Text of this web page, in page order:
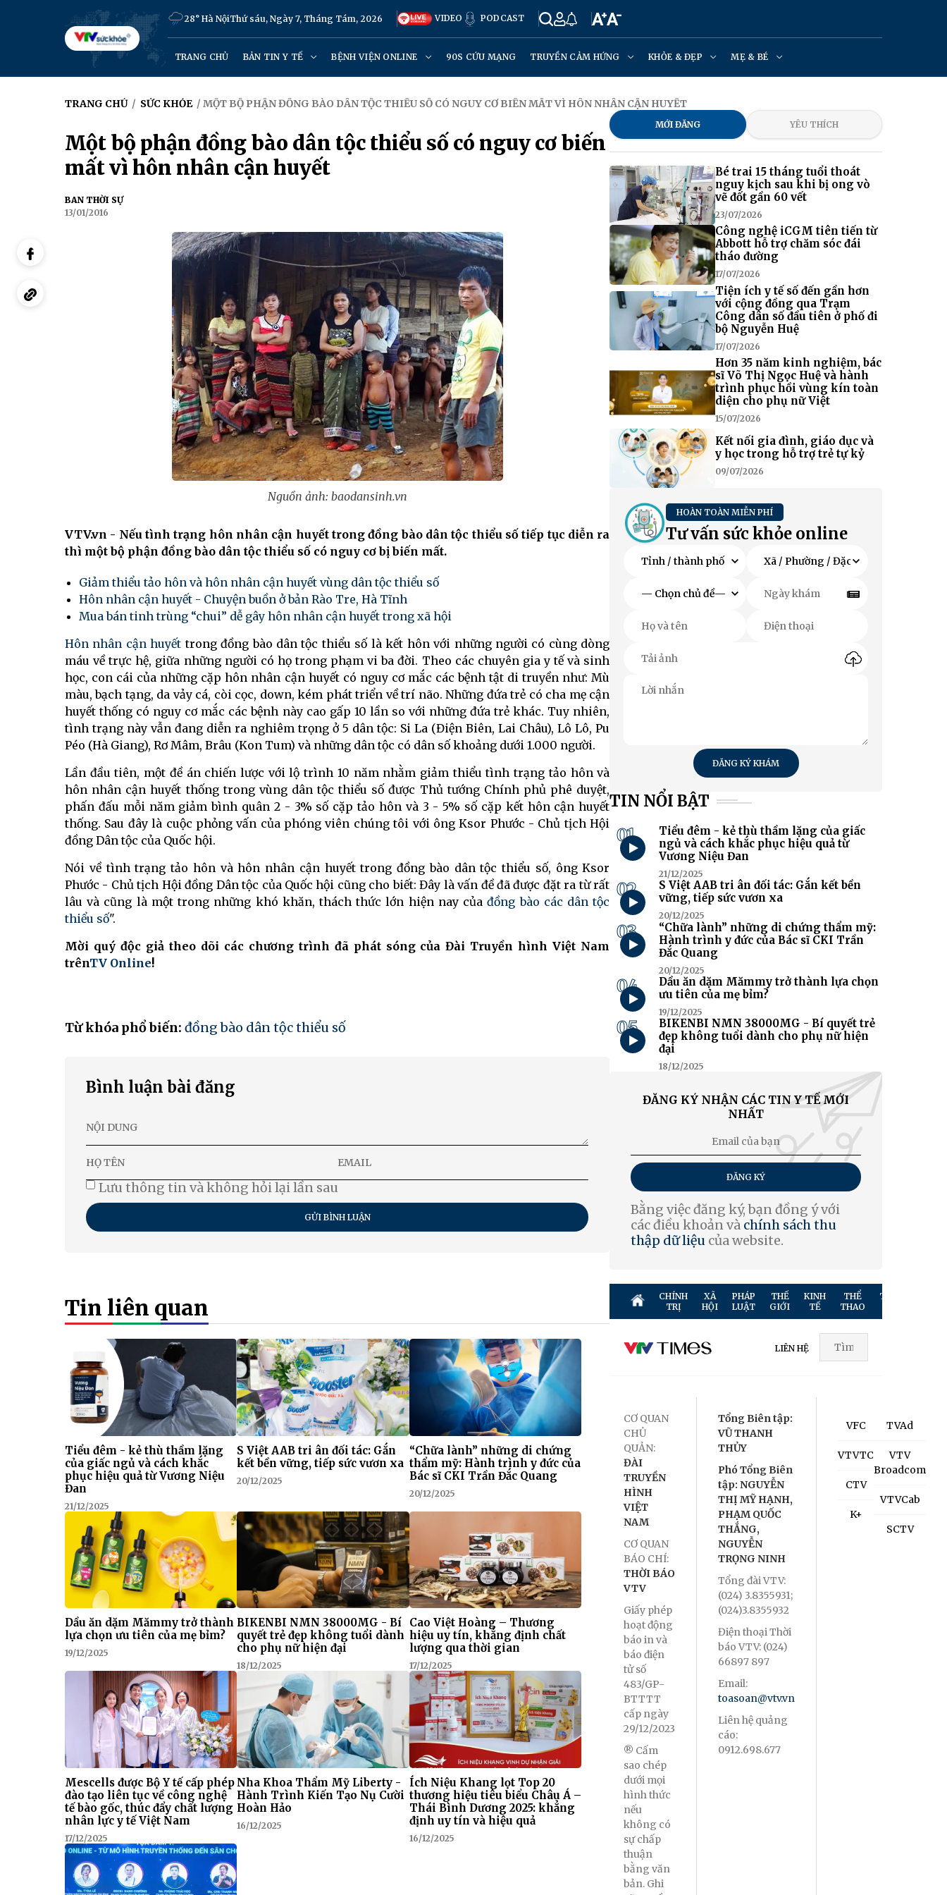
28° Hà NộiThứ sáu, Ngày 7, Tháng Tám, 2026 VIDEO PODCAST
TRANG CHỦ BẢN TIN Y TẾ BỆNH VIỆN ONLINE 90S CỨU MẠNG TRUYỀN CẢM HỨNG KHỎE & ĐẸP MẸ & BÉ
TRANG CHỦ / SỨC KHỎE / MỘT BỘ PHẬN ĐỒNG BÀO DÂN TỘC THIỂU SỐ CÓ NGUY CƠ BIẾN MẤT VÌ HÔN NHÂN CẬN HUYẾT
Một bộ phận đồng bào dân tộc thiểu số có nguy cơ biến
mất vì hôn nhân cận huyết
BAN THỜI SỰ
13/01/2016
Nguồn ảnh: baodansinh.vn
VTV.vn - Nếu tình trạng hôn nhân cận huyết trong đồng bào dân tộc thiểu số tiếp tục diễn ra
thì một bộ phận đồng bào dân tộc thiểu số có nguy cơ bị biến mất.
Giảm thiểu tảo hôn và hôn nhân cận huyết vùng dân tộc thiểu số
Hôn nhân cận huyết - Chuyện buồn ở bản Rào Tre, Hà Tĩnh
Mua bán tinh trùng “chui” dễ gây hôn nhân cận huyết trong xã hội
Hôn nhân cận huyết trong đồng bào dân tộc thiểu số là kết hôn với những người có cùng dòng
máu về trực hệ, giữa những người có họ trong phạm vi ba đời. Theo các chuyên gia y tế và sinh
học, con cái của những cặp hôn nhân cận huyết có nguy cơ mắc các bệnh tật di truyền như: Mù
màu, bạch tạng, da vảy cá, còi cọc, down, kém phát triển về trí não. Những đứa trẻ có cha mẹ cận
huyết thống có nguy cơ mắc các bệnh này cao gấp 10 lần so với những đứa trẻ khác. Tuy nhiên,
tình trạng này vẫn đang diễn ra nghiêm trọng ở 5 dân tộc: Si La (Điện Biên, Lai Châu), Lô Lô, Pu
Péo (Hà Giang), Rơ Mâm, Brâu (Kon Tum) và những dân tộc có dân số khoảng dưới 1.000 người.
Lần đầu tiên, một đề án chiến lược với lộ trình 10 năm nhằm giảm thiểu tình trạng tảo hôn và
hôn nhân cận huyết thống trong vùng dân tộc thiểu số được Thủ tướng Chính phủ phê duyệt,
phấn đấu mỗi năm giảm bình quân 2 - 3% số cặp tảo hôn và 3 - 5% số cặp kết hôn cận huyết
thống. Sau đây là cuộc phỏng vấn của phóng viên chúng tôi với ông Ksor Phước - Chủ tịch Hội
đồng Dân tộc của Quốc hội.
Nói về tình trạng tảo hôn và hôn nhân cận huyết trong đồng bào dân tộc thiểu số, ông Ksor
Phước - Chủ tịch Hội đồng Dân tộc của Quốc hội cũng cho biết: Đây là vấn đề đã được đặt ra từ rất
lâu và cũng là một trong những khó khăn, thách thức lớn hiện nay củađồng bào các dân tộc
thiểu số".
Mời quý độc giả theo dõi các chương trình đã phát sóng của Đài Truyền hình Việt Nam
trênTV Online!
Từ khóa phổ biến: đồng bào dân tộc thiểu số
Bình luận bài đăng
Lưu thông tin và không hỏi lại lần sau
GỬI BÌNH LUẬN
Tin liên quan
Tiểu đêm - kẻ thù thầm lặng
của giấc ngủ và cách khắc
phục hiệu quả từ Vương Niệu
Đan
21/12/2025
S Việt AAB tri ân đối tác: Gắn
kết bền vững, tiếp sức vươn xa
20/12/2025
“Chữa lành” những di chứng
thẩm mỹ: Hành trình y đức của
Bác sĩ CKI Trần Đắc Quang
20/12/2025
Dầu ăn dặm Mămmy trở thành
lựa chọn ưu tiên của mẹ bỉm?
19/12/2025
BIKENBI NMN 38000MG - Bí
quyết trẻ đẹp không tuổi dành
cho phụ nữ hiện đại
18/12/2025
Cao Việt Hoàng – Thương
hiệu uy tín, khẳng định chất
lượng qua thời gian
17/12/2025
Mescells được Bộ Y tế cấp phép
đào tạo liên tục về công nghệ
tế bào gốc, thúc đẩy chất lượng
nhân lực y tế Việt Nam
17/12/2025
Nha Khoa Thẩm Mỹ Liberty -
Hành Trình Kiến Tạo Nụ Cười
Hoàn Hảo
16/12/2025
Ích Niệu Khang lọt Top 20
thương hiệu tiêu biểu Châu Á –
Thái Bình Dương 2025: khẳng
định uy tín và hiệu quả
16/12/2025
MỚI ĐĂNG YÊU THÍCH
Bé trai 15 tháng tuổi thoát
nguy kịch sau khi bị ong vò
vẽ đốt gần 60 vết
23/07/2026
Công nghệ iCGM tiên tiến từ
Abbott hỗ trợ chăm sóc đái
tháo đường
17/07/2026
Tiện ích y tế số đến gần hơn
với cộng đồng qua Trạm
Công dân số đầu tiên ở phố đi
bộ Nguyễn Huệ
17/07/2026
Hơn 35 năm kinh nghiệm, bác
sĩ Võ Thị Ngọc Huệ và hành
trình phục hồi vùng kín toàn
diện cho phụ nữ Việt
15/07/2026
Kết nối gia đình, giáo dục và
y học trong hỗ trợ trẻ tự kỷ
09/07/2026
HOÀN TOÀN MIỄN PHÍ
Tư vấn sức khỏe online
ĐĂNG KÝ KHÁM
TIN NỔI BẬT
01
Tiểu đêm - kẻ thù thầm lặng của giấc
ngủ và cách khắc phục hiệu quả từ
Vương Niệu Đan
21/12/2025
02
S Việt AAB tri ân đối tác: Gắn kết bền
vững, tiếp sức vươn xa
20/12/2025
03
“Chữa lành” những di chứng thẩm mỹ:
Hành trình y đức của Bác sĩ CKI Trần
Đắc Quang
20/12/2025
04
Dầu ăn dặm Mămmy trở thành lựa chọn
ưu tiên của mẹ bỉm?
19/12/2025
05
BIKENBI NMN 38000MG - Bí quyết trẻ
đẹp không tuổi dành cho phụ nữ hiện
đại
18/12/2025
ĐĂNG KÝ NHẬN CÁC TIN Y TẾ MỚI
NHẤT
ĐĂNG KÝ
Bằng việc đăng ký, bạn đồng ý với
các điều khoản và chính sách thu
thập dữ liệu của website.
CHÍNH
TRỊ
XÃ
HỘI
PHÁP
LUẬT
THẾ
GIỚI
KINH
TẾ
THỂ
THAO
TRUYỀN
LIÊN HỆ
CƠ QUAN
CHỦ
QUẢN:
ĐÀI
TRUYỀN
HÌNH
VIỆT
NAM
CƠ QUAN
BÁO CHÍ:
THỜI BÁO
VTV
Giấy phép
hoạt động
báo in và
báo điện
tử số
483/GP-
BTTTT
cấp ngày
29/12/2023
® Cấm
sao chép
dưới mọi
hình thức
nếu
không có
sự chấp
thuận
bằng văn
bản. Ghi
Tổng Biên tập:
VŨ THANH
THỦY
Phó Tổng Biên
tập: NGUYỄN
THỊ MỸ HẠNH,
PHẠM QUỐC
THẮNG,
NGUYỄN
TRỌNG NINH
Tổng đài VTV:
(024) 3.8355931;
(024)3.8355932
Điện thoại Thời
báo VTV: (024)
66897 897
Email:
toasoan@vtv.vn
Liên hệ quảng
cáo:
0912.698.677
VFC
VTVTC
CTV
K+
TVAd
VTV
Broadcom
VTVCab
SCTV